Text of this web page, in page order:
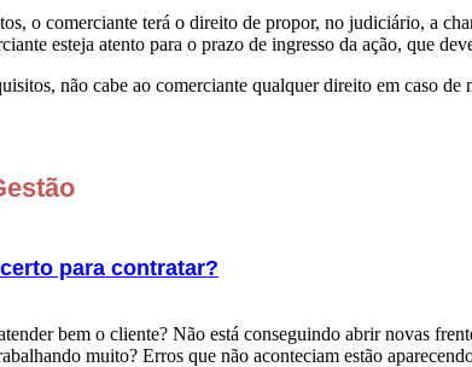
o comerciante terá o direito de propor, no judiciário, a
esteja atento para o prazo de ingresso da ação, que
não cabe ao comerciante qualquer direito em caso
para contratar?
bem o cliente? Não está conseguindo abrir novas
muito? Erros que não aconteciam estão